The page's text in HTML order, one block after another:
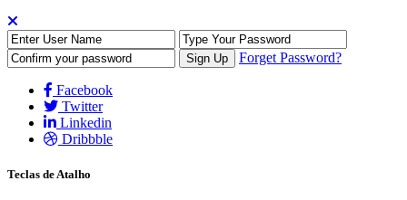
Forget Password?
Facebook
Twitter
Linkedin
Dribbble
Teclas de Atalho